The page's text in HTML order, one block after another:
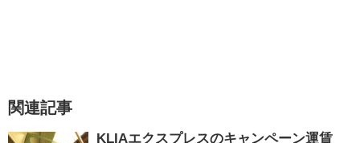
関連記事
KLIAエクスプレスのキャンペーン運賃